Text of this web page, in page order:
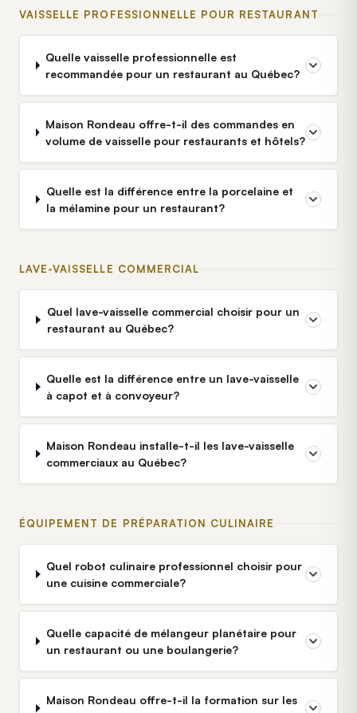
VAISSELLE PROFESSIONNELLE POUR RESTAURANT
Quelle vaisselle professionnelle est
recommandée pour un restaurant au Québec?
Maison Rondeau offre-t-il des commandes en
volume de vaisselle pour restaurants et hôtels?
Quelle est la différence entre la porcelaine et
la mélamine pour un restaurant?
LAVE-VAISSELLE COMMERCIAL
Quel lave-vaisselle commercial choisir pour un
restaurant au Québec?
Quelle est la différence entre un lave-vaisselle
à capot et à convoyeur?
Maison Rondeau installe-t-il les lave-vaisselle
commerciaux au Québec?
ÉQUIPEMENT DE PRÉPARATION CULINAIRE
Quel robot culinaire professionnel choisir pour
une cuisine commerciale?
Quelle capacité de mélangeur planétaire pour
un restaurant ou une boulangerie?
Maison Rondeau offre-t-il la formation sur les